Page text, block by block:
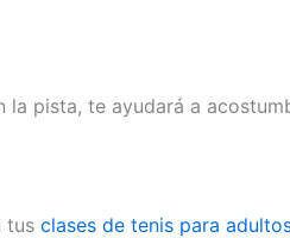
la pista, te ayudará a
tus clases de tenis para